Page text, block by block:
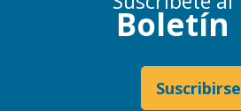
Boletín
Suscribirse